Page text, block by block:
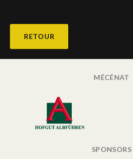
RETOUR
MÉCÉNAT
SPONSORS